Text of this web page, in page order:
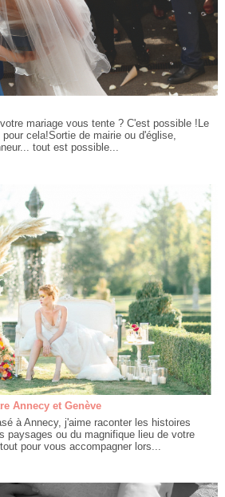
mariage vous tente ? C'est possible !Le
cela!Sortie de mairie ou d'église,
tout est possible...
Annecy et Genève
à Annecy, j'aime raconter les histoires
paysages ou du magnifique lieu de votre
pour vous accompagner lors...